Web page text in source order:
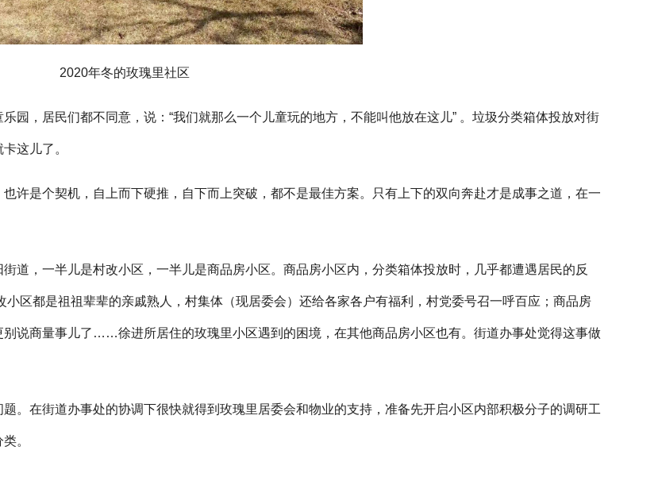
2020年冬的玫瑰里社区
园，居民们都不同意，说：“我们就那么一个儿童玩的地方，不能叫他放在这儿” 。垃圾分类箱体投放对街
这儿了。
许是个契机，自上而下硬推，自下而上突破，都不是最佳方案。只有上下的双向奔赴才是成事之道，在一
道，一半儿是村改小区，一半儿是商品房小区。商品房小区内，分类箱体投放时，几乎都遭遇居民的反
区都是祖祖辈辈的亲戚熟人，村集体（现居委会）还给各家各户有福利，村党委号召一呼百应；商品房
说商量事儿了……徐进所居住的玫瑰里小区遇到的困境，在其他商品房小区也有。街道办事处觉得这事做
。在街道办事处的协调下很快就得到玫瑰里居委会和物业的支持，准备先开启小区内部积极分子的调研工
。